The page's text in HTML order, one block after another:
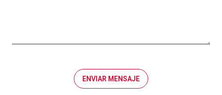
ENVIAR MENSAJE